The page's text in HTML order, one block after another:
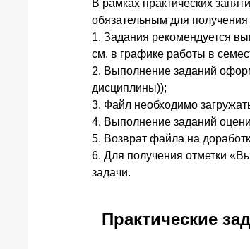
В рамках практических
обязательным для
1. Задания рекомендуется
см. в графике работы в
2. Выполнение заданий
дисциплины));
3. Файл необходимо
4. Выполнение заданий
5. Возврат файла на
6. Для получения отметки
задачи.
Практические